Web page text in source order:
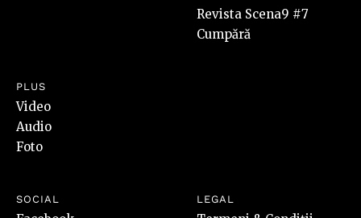
Revista Scena9 #7
Cumpără
PLUS
Video
Audio
Foto
SOCIAL LEGAL